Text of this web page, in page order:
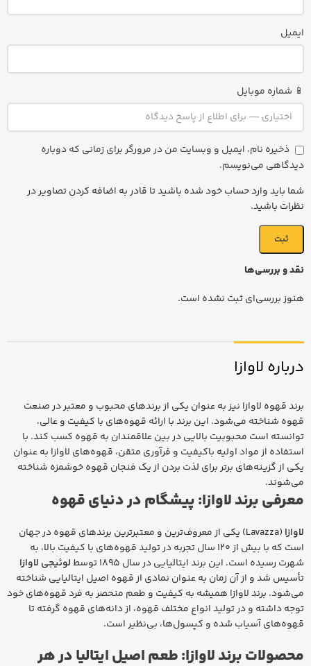
نقد و بررسی‌ها
هنوز بررسی‌ای ثبت نشده است.
ایمیل
📱 شماره موبایل
ذخیره نام، ایمیل و وبسایت من در مرورگر برای زمانی که دوباره
دیدگاهی می‌نویسم.
شما باید وارد حساب خود شده باشید تا قادر به اضافه کردن تصاویر در
نظرات باشید.
درباره لاوازا
برند قهوه لاوازا نیز به عنوان یکی از برندهای محبوب و معتبر در صنعت
قهوه شناخته می‌شود. این برند با ارائه قهوه‌های با کیفیت و عالی،
توانسته است محبوبیت بالایی در بین علاقمندان به قهوه کسب کند. با
استفاده از مواد اولیه باکیفیت و فرآوری متقن، قهوه‌های لاوازا به عنوان
یکی از گزینه‌های برتر برای لذت بردن از یک فنجان قهوه خوشمزه شناخته
می‌شوند.
معرفی برند لاوازا: پیشگام در دنیای قهوه
لاوازا
(Lavazza) یکی از معروف‌ترین و معتبرترین برندهای قهوه در جهان
است که با بیش از 120 سال تجربه در تولید قهوه‌های با کیفیت بالا، به
شهرت رسیده است. این برند ایتالیایی در سال 1895 توسط
لوئیجی لاوازا
تأسیس شد و از آن زمان به عنوان نمادی از قهوه اصیل ایتالیایی شناخته
می‌شود. برند لاوازا همیشه به کیفیت و طعم منحصر به فرد قهوه‌های خود
توجه داشته و در تولید انواع مختلف قهوه، از دانه‌های قهوه گرفته تا
قهوه‌های آسیاب شده و کپسول‌ها، بی‌نظیر است.
محصولات برند لاوازا: طعم اصیل ایتالیا در هر